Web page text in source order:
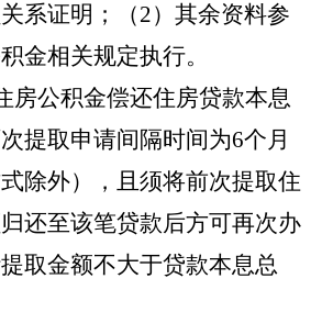
系证明；（2）其余资料参
金相关规定执行。
房公积金偿还住房贷款本息
提取申请间隔时间为6个月
式除外），且须将前次提取住
还至该笔贷款后方可再次办
取金额不大于贷款本息总